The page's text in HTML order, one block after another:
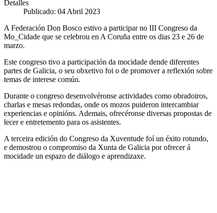
Detalles
Publicado: 04 Abril 2023
A Federación Don Bosco estivo a participar no III Congreso da
Mo_Cidade que se celebrou en A Coruña entre os dias 23 e 26 de
marzo.
Este congreso tivo a participación da mocidade dende diferentes
partes de Galicia, o seu obxetivo foi o de promover a reflexión sobre
temas de interese común.
Durante o congreso desenvolvéronse actividades como obradoiros,
charlas e mesas redondas, onde os mozos puideron intercambiar
experiencias e opinións. Ademais, ofrecéronse diversas propostas de
lecer e entretemento para os asistentes.
A terceira edición do Congreso da Xuventude foí un éxito rotundo,
e demostrou o compromiso da Xunta de Galicia por ofrecer á
mocidade un espazo de diálogo e aprendizaxe.